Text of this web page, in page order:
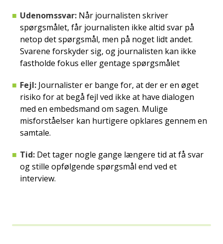
Udenomssvar: Når journalisten skriver
spørgsmålet, får journalisten ikke altid svar på
netop det spørgsmål, men på noget lidt andet.
Svarene forskyder sig, og journalisten kan ikke
fastholde fokus eller gentage spørgsmålet
Fejl: Journalister er bange for, at der er en øget
risiko for at begå fejl ved ikke at have dialogen
med en embedsmand om sagen. Mulige
misforståelser kan hurtigere opklares gennem en
samtale.
Tid: Det tager nogle gange længere tid at få svar
og stille opfølgende spørgsmål end ved et
interview.